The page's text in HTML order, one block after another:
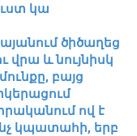
կա
ծիծաղեց
վրա և նույնիսկ
բայց
ով է
կպատահի, երբ